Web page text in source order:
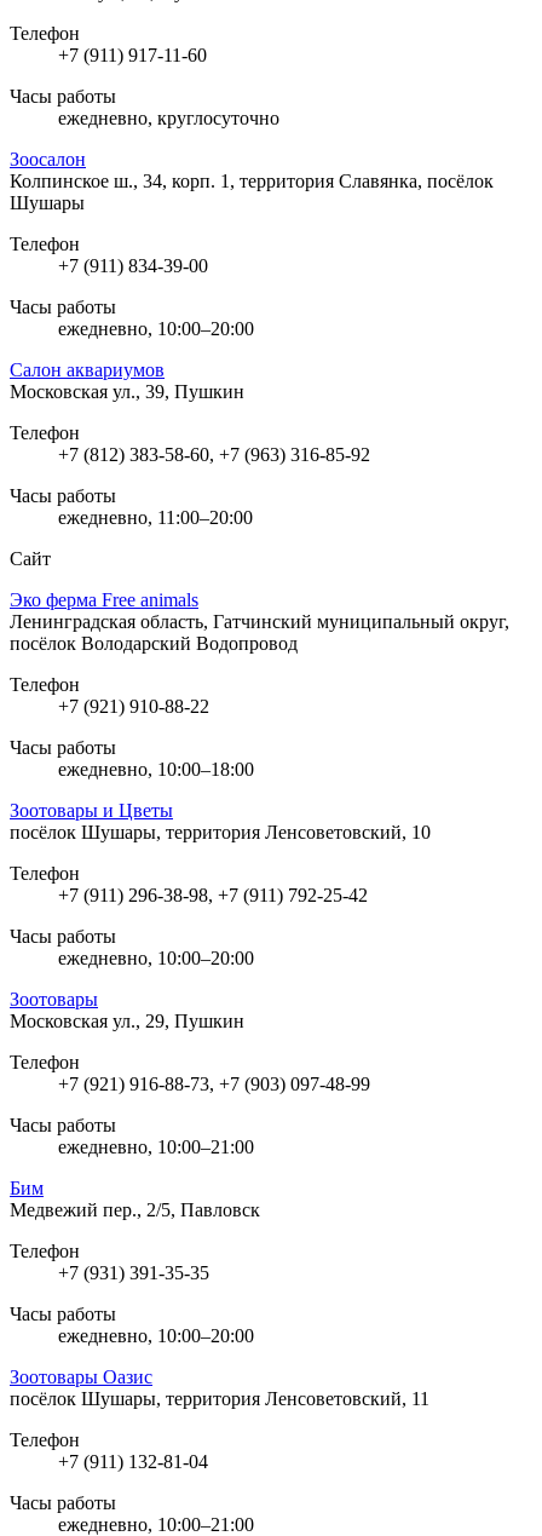
Телефон
+7 (911) 917-11-60
Часы работы
ежедневно, круглосуточно
Зоосалон
Колпинское ш., 34, корп. 1, территория Славянка, посёлок
Шушары
Телефон
+7 (911) 834-39-00
Часы работы
ежедневно, 10:00–20:00
Салон аквариумов
Московская ул., 39, Пушкин
Телефон
+7 (812) 383-58-60, +7 (963) 316-85-92
Часы работы
ежедневно, 11:00–20:00
Сайт
Эко ферма Free animals
Ленинградская область, Гатчинский муниципальный округ,
посёлок Володарский Водопровод
Телефон
+7 (921) 910-88-22
Часы работы
ежедневно, 10:00–18:00
Зоотовары и Цветы
посёлок Шушары, территория Ленсоветовский, 10
Телефон
+7 (911) 296-38-98, +7 (911) 792-25-42
Часы работы
ежедневно, 10:00–20:00
Зоотовары
Московская ул., 29, Пушкин
Телефон
+7 (921) 916-88-73, +7 (903) 097-48-99
Часы работы
ежедневно, 10:00–21:00
Бим
Медвежий пер., 2/5, Павловск
Телефон
+7 (931) 391-35-35
Часы работы
ежедневно, 10:00–20:00
Зоотовары Оазис
посёлок Шушары, территория Ленсоветовский, 11
Телефон
+7 (911) 132-81-04
Часы работы
ежедневно, 10:00–21:00